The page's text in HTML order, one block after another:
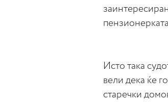
Исто така
вели дека ќе
старечки